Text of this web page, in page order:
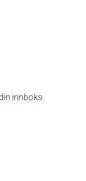
innboks.